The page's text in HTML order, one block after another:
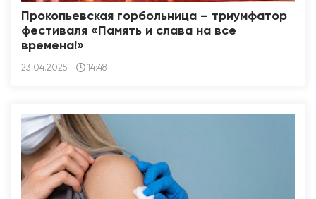
Прокопьевская горбольница – триумфатор
фестиваля «Память и слава на все
времена!»
23.04.2025 14:48